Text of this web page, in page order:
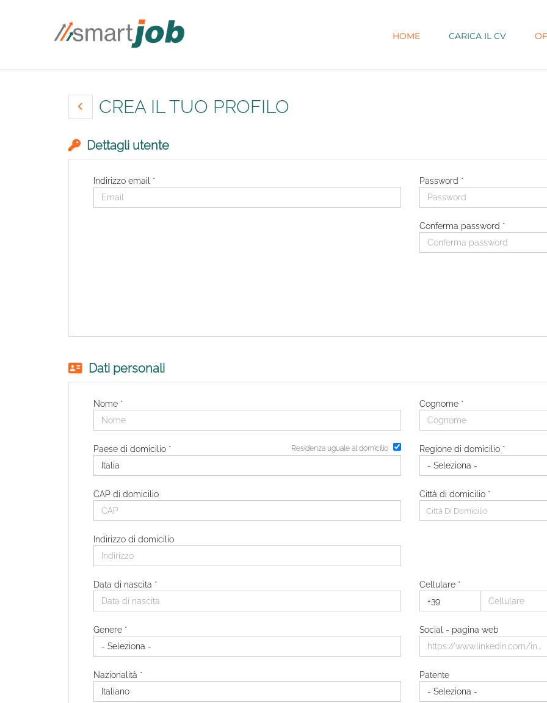
HOME CARICA IL CV
CREA IL TUO PROFILO
Dettagli utente
Indirizzo email * Password *
Conferma password *
Dati personali
Nome * Cognome *
Paese di domicilio * Residenza uguale al domicilio Regione di domicilio *
CAP di domicilio
Città di domicilio *
Città Di Domicilio
Indirizzo di domicilio
Paese di residenza * Regione di residenza *
CAP di residenza
Città di residenza
Città Di Residenza
Indirizzo di residenza
Data di nascita *
Genere *
Nazionalità *
Cellulare *
Social - pagina web
Patente